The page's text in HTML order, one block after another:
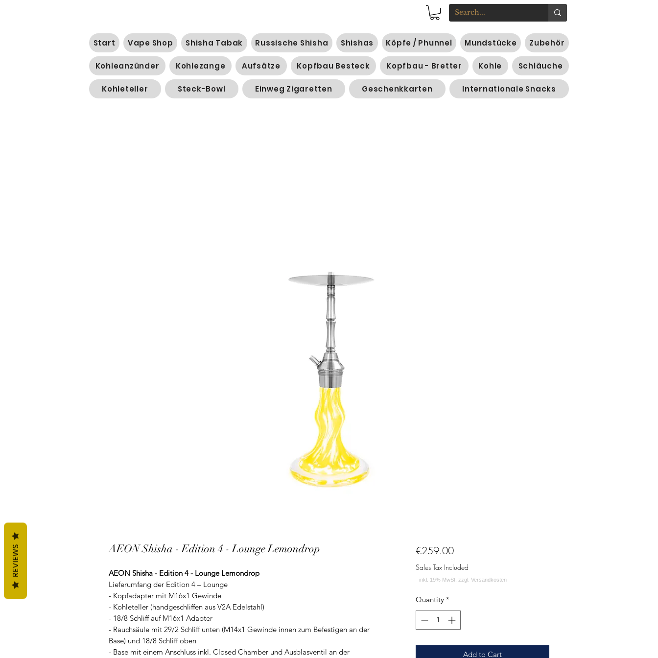
Start Vape Shop Shisha Tabak Russische Shisha Shishas Köpfe / Phunnel Mundstücke Zubehör
Kohleanzünder Kohlezange Aufsätze Kopfbau Besteck Kopfbau - Bretter Kohle Schläuche
Kohleteller Steck-Bowl Einweg Zigaretten Geschenkkarten Internationale Snacks
AEON Shisha - Edition 4 - Lounge Lemondrop
AEON Shisha - Edition 4 - Lounge Lemondrop
Lieferumfang der Edition 4 – Lounge
- Kopfadapter mit M16x1 Gewinde
- Kohleteller (handgeschliffen aus V2A Edelstahl)
- 18/8 Schliff auf M16x1 Adapter
- Rauchsäule mit 29/2 Schliff unten (M14x1 Gewinde innen zum Befestigen an der
Base) und 18/8 Schliff oben
- Base mit einem Anschluss inkl. Closed Chamber und Ausblasventil an der
€259.00Price
Sales Tax Included
Quantity *
Add to Cart
REVIEWS